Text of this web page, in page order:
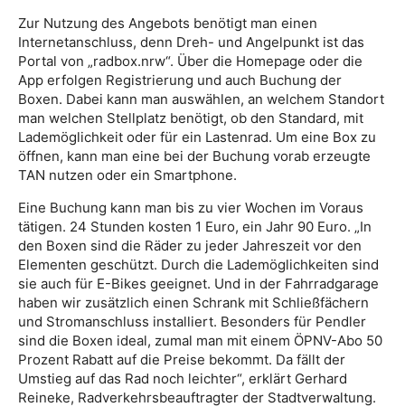
Zur Nutzung des Angebots benötigt man einen
Internetanschluss, denn Dreh- und Angelpunkt ist das
Portal von „radbox.nrw“. Über die Homepage oder die
App erfolgen Registrierung und auch Buchung der
Boxen. Dabei kann man auswählen, an welchem Standort
man welchen Stellplatz benötigt, ob den Standard, mit
Lademöglichkeit oder für ein Lastenrad. Um eine Box zu
öffnen, kann man eine bei der Buchung vorab erzeugte
TAN nutzen oder ein Smartphone.
Eine Buchung kann man bis zu vier Wochen im Voraus
tätigen. 24 Stunden kosten 1 Euro, ein Jahr 90 Euro. „In
den Boxen sind die Räder zu jeder Jahreszeit vor den
Elementen geschützt. Durch die Lademöglichkeiten sind
sie auch für E-Bikes geeignet. Und in der Fahrradgarage
haben wir zusätzlich einen Schrank mit Schließfächern
und Stromanschluss installiert. Besonders für Pendler
sind die Boxen ideal, zumal man mit einem ÖPNV-Abo 50
Prozent Rabatt auf die Preise bekommt. Da fällt der
Umstieg auf das Rad noch leichter“, erklärt Gerhard
Reineke, Radverkehrsbeauftragter der Stadtverwaltung.